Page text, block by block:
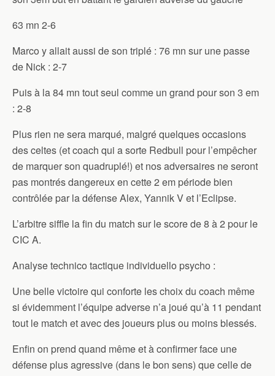
63 mn 2-6
Marco y allait aussi de son triplé : 76 mn sur une passe
de Nick : 2-7
Puis à la 84 mn tout seul comme un grand pour son 3 em
: 2-8
Plus rien ne sera marqué, malgré quelques occasions
des celtes (et coach qui a sorte Redbull pour l’empêcher
de marquer son quadruplé!) et nos adversaires ne seront
pas montrés dangereux en cette 2 em période bien
contrôlée par la défense Alex, Yannik V et l’Eclipse.
L’arbitre siffle la fin du match sur le score de 8 à 2 pour le
CIC A.
Analyse technico tactique individuello psycho :
Une belle victoire qui conforte les choix du coach même
si évidemment l’équipe adverse n’a joué qu’à 11 pendant
tout le match et avec des joueurs plus ou moins blessés.
Enfin on prend quand même et à confirmer face une
défense plus agressive (dans le bon sens) que celle de